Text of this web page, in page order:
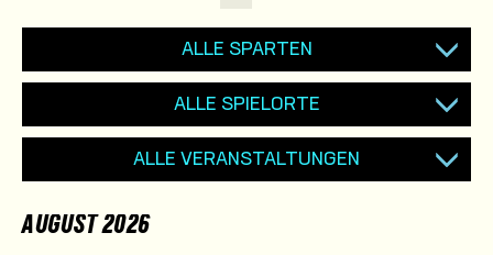
ALLE SPARTEN
ALLE SPIELORTE
ALLE VERANSTALTUNGEN
AUGUST 2026